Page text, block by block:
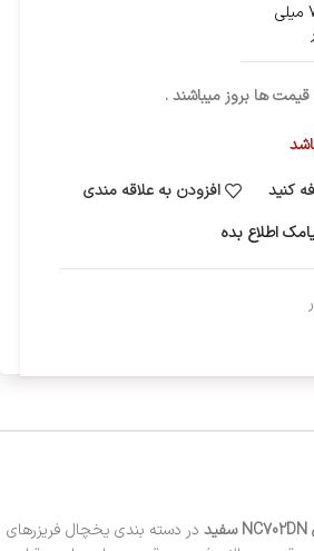
700 میلی
ها بروز میباشند .
کنید
افزودن به علاقه مندی
اطلاع بده
در دسته بندی یخچال فریزرهای